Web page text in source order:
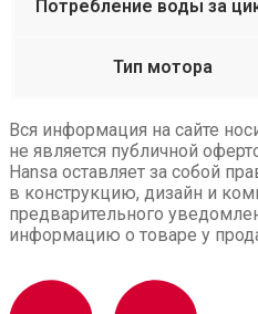
Потребление воды за
Тип мотора
Вся информация на сайте
не является публичной
Hansa оставляет за собой
в конструкцию, дизайн и
предварительного
информацию о товаре у